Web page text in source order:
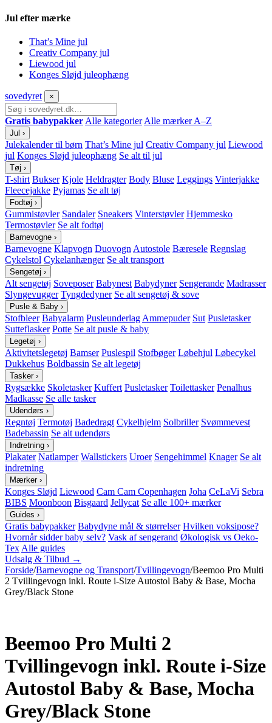
Jul efter mærke
That’s Mine jul
Creativ Company jul
Liewood jul
Konges Sløjd juleophæng
sovedyret ×
Gratis babypakker Alle kategorier Alle mærker A–Z
Jul ›
Julekalender til børn That’s Mine jul Creativ Company jul Liewood
jul Konges Sløjd juleophæng Se alt til jul
Tøj ›
T-shirt Bukser Kjole Heldragter Body Bluse Leggings Vinterjakke
Fleecejakke Pyjamas Se alt tøj
Fodtøj ›
Gummistøvler Sandaler Sneakers Vinterstøvler Hjemmesko
Termostøvler Se alt fodtøj
Barnevogne ›
Barnevogne Klapvogn Duovogn Autostole Bæresele Regnslag
Cykelstol Cykelanhænger Se alt transport
Sengetøj ›
Alt sengetøj Soveposer Babynest Babydyner Sengerande Madrasser
Slyngevugger Tyngdedyner Se alt sengetøj & sove
Pusle & Baby ›
Stofbleer Babyalarm Pusleunderlag Ammepuder Sut Pusletasker
Sutteflasker Potte Se alt pusle & baby
Legetøj ›
Aktivitetslegetøj Bamser Puslespil Stofbøger Løbehjul Løbecykel
Dukkehus Boldbassin Se alt legetøj
Tasker ›
Rygsække Skoletasker Kuffert Pusletasker Toilettasker Penalhus
Madkasse Se alle tasker
Udendørs ›
Regntøj Termotøj Badedragt Cykelhjelm Solbriller Svømmevest
Badebassin Se alt udendørs
Indretning ›
Plakater Natlamper Wallstickers Uroer Sengehimmel Knager Se alt
indretning
Mærker ›
Konges Sløjd Liewood Cam Cam Copenhagen Joha CeLaVi Sebra
BIBS Moonboon Bisgaard Jellycat Se alle 100+ mærker
Guides ›
Gratis babypakker Babydyne mål & størrelser Hvilken voksipose?
Hvornår sidder baby selv? Vask af sengerand Økologisk vs Oeko-
Tex Alle guides
Udsalg & Tilbud →
Forside/Barnevogne og Transport/Tvillingevogn/Beemoo Pro Multi
2 Tvillingevogn inkl. Route i-Size Autostol Baby & Base, Mocha
Grey/Black Stone
Beemoo Pro Multi 2
Tvillingevogn inkl. Route i-Size
Autostol Baby & Base, Mocha
Grey/Black Stone